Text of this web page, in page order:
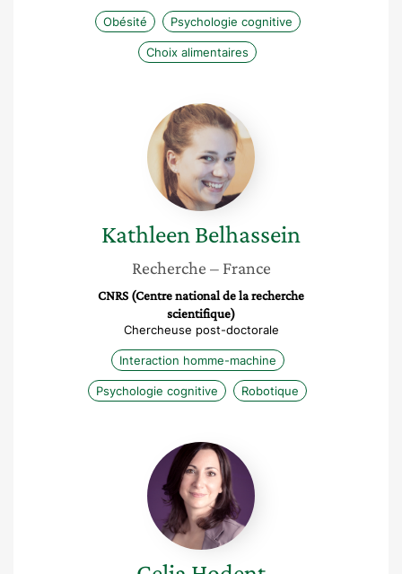
Obésité Psychologie cognitive
Choix alimentaires
Kathleen
Belhassein
Kathleen Belhassein
Recherche – France
CNRS (Centre national de la recherche
scientifique)
Chercheuse post-doctorale
Interaction homme-machine
Psychologie cognitive Robotique
Celia
Hodent